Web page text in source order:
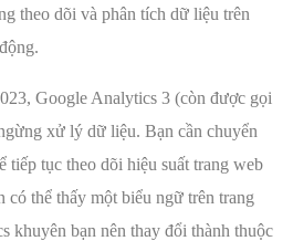
theo dõi và phân tích dữ liệu trên
Google Analytics 3 (còn được gọi
xử lý dữ liệu. Bạn cần chuyển
tiếp tục theo dõi hiệu suất trang web
có thể thấy một biểu ngữ trên trang
khuyên bạn nên thay đổi thành thuộc